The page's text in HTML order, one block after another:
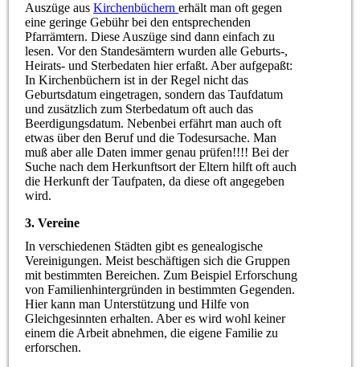
Auszüge ausKirchenbüchernerhält man oft gegen
eine geringe Gebühr bei den entsprechenden
Pfarrämtern. Diese Auszüge sind dann einfach zu
lesen. Vor den Standesämtern wurden alle Geburts-,
Heirats- und Sterbedaten hier erfaßt. Aber aufgepaßt:
In Kirchenbüchern ist in der Regel nicht das
Geburtsdatum eingetragen, sondern das Taufdatum
und zusätzlich zum Sterbedatum oft auch das
Beerdigungsdatum. Nebenbei erfährt man auch oft
etwas über den Beruf und die Todesursache. Man
muß aber alle Daten immer genau prüfen!!!! Bei der
Suche nach dem Herkunftsort der Eltern hilft oft auch
die Herkunft der Taufpaten, da diese oft angegeben
wird.
3. Vereine
In verschiedenen Städten gibt es genealogische
Vereinigungen. Meist beschäftigen sich die Gruppen
mit bestimmten Bereichen. Zum Beispiel Erforschung
von Familienhintergründen in bestimmten Gegenden.
Hier kann man Unterstützung und Hilfe von
Gleichgesinnten erhalten. Aber es wird wohl keiner
einem die Arbeit abnehmen, die eigene Familie zu
erforschen.